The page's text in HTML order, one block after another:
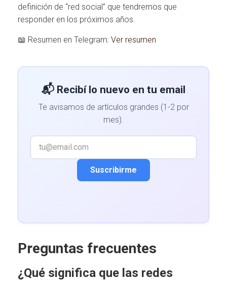
definición de “red social” que tendremos que
responder en los próximos años.
📖 Resumen en Telegram: Ver resumen
📬 Recibí lo nuevo en tu email
Te avisamos de artículos grandes (1-2 por
mes).
Suscribirme
Preguntas frecuentes
¿Qué significa que las redes